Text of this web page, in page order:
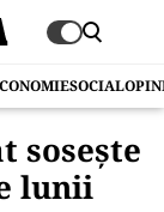
SOCIAL
sosește
lunii